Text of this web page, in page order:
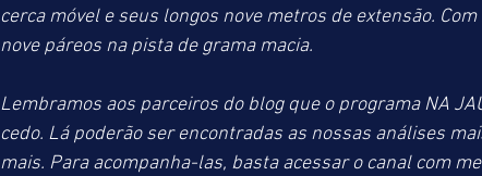
cerca móvel e seus longos nove metros de extensão.
nove páreos na pista de grama macia.
Lembramos aos parceiros do blog que o programa NA
cedo. Lá poderão ser encontradas as nossas análises
mais. Para acompanha-las, basta acessar o canal com